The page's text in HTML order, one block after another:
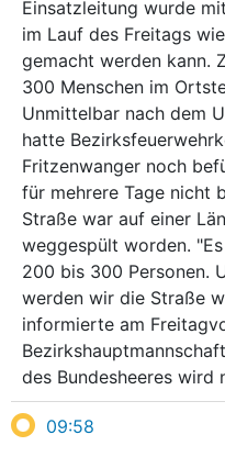
Einsatzleitung wurde
im Lauf des Freitags
gemacht werden kann.
300 Menschen im
Unmittelbar nach dem
hatte
Fritzenwanger noch
für mehrere Tage nicht
Straße war auf einer
weggespült worden.
200 bis 300 Personen.
werden wir die Straße
informierte am
des Bundesheeres wird
09:58